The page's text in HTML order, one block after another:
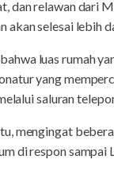
dan relawan
selesai lebih
luas rumah
yang
saluran
mengingat
di respon sampai